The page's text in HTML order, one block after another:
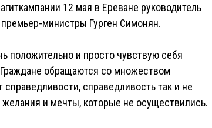
12 мая в Ереване руководитель
министры Гурген Симонян.
положительно и просто чувствую себя
обращаются со множеством
справедливость так и не
и мечты, которые не осуществились.